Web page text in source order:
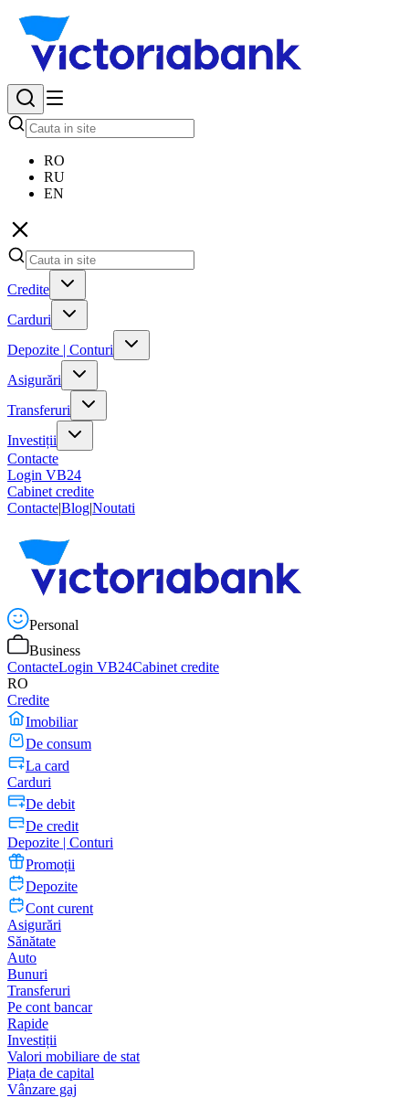
RO
RU
EN
Credite
Carduri
Depozite | Conturi
Asigurări
Transferuri
Investiții
Contacte
Login VB24
Cabinet credite
Contacte|Blog|Noutati
Personal
Business
ContacteLogin VB24Cabinet credite
RO
Credite
Imobiliar
De consum
La card
Carduri
De debit
De credit
Depozite | Conturi
Promoții
Depozite
Cont curent
Asigurări
Sănătate
Auto
Bunuri
Transferuri
Pe cont bancar
Rapide
Investiții
Valori mobiliare de stat
Piața de capital
Vânzare gaj